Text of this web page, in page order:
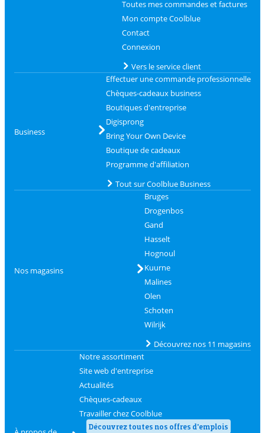
Toutes mes commandes et factures
Mon compte Coolblue
Contact
Connexion
Vers le service client
Business
Effectuer une commande professionnelle
Chèques-cadeaux business
Boutiques d'entreprise
Digisprong
Bring Your Own Device
Boutique de cadeaux
Programme d'affiliation
Tout sur Coolblue Business
Nos magasins
Bruges
Drogenbos
Gand
Hasselt
Hognoul
Kuurne
Malines
Olen
Schoten
Wilrijk
Découvrez nos 11 magasins
Notre assortiment
Site web d'entreprise
Actualités
Chèques-cadeaux
Travailler chez Coolblue
Découvrez toutes nos offres d'emplois